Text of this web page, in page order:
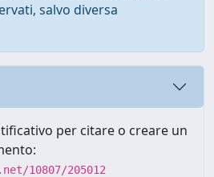
salvo diversa
per citare o creare un
10807/205012